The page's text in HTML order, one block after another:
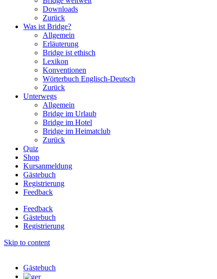
Downloads
Zurück
Was ist Bridge?
Allgemein
Erläuterung
Bridge ist ethisch
Lexikon
Konventionen
Wörterbuch Englisch-Deutsch
Zurück
Unterwegs
Allgemein
Bridge im Urlaub
Bridge im Hotel
Bridge im Heimatclub
Zurück
Quiz
Shop
Kursanmeldung
Gästebuch
Registrierung
Feedback
Feedback
Gästebuch
Registrierung
Skip to content
Gästebuch